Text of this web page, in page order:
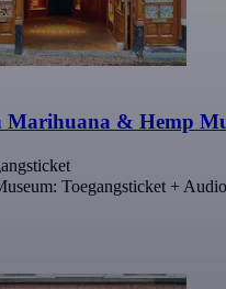
Marihuana & Hemp
Toegangsticket +